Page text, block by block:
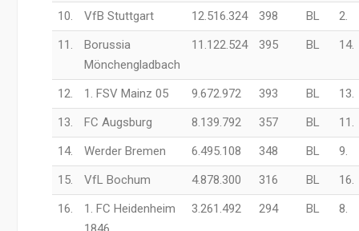
10.
VfB Stuttgart 12.516.324 398 BL
2.
11.
Borussia
Mönchengladbach
11.122.524 395 BL 14.
12. 1. FSV Mainz 05 9.672.972 393 BL
13.
13.
FC Augsburg 8.139.792 357 BL
11.
14.
Werder Bremen 6.495.108 348 BL
9.
15.
VfL Bochum 4.878.300 316 BL
16.
16.
1. FC Heidenheim
3.261.492 294 BL 8.